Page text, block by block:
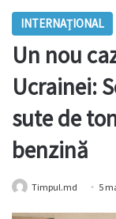
INTERNAȚIONAL
Un nou
Ucrainei:
sute de
benzină
Timpul.md 5